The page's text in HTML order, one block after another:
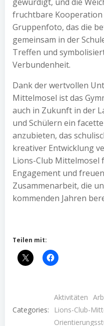
fruchtbare Kooperation
Gruppenfoto, das die
gemeinsam in der
Treffen und
Verbundenheit.
Dank der wertvollen
Mittelmosel ist das
auch in Zukunft in der
und Schülern ein
anzubieten, das
kreativer Entwicklung
Lions-Club
Engagement und
Zusammenarbeit, die
kommenden Jahren
Teilen mit:
Categories:
Aktivitäten
Lions-Club-